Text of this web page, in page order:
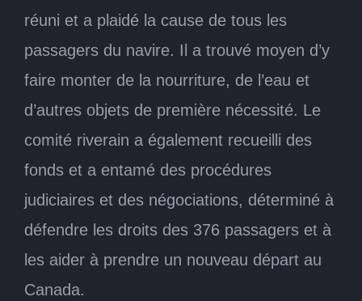
réuni et a plaidé la cause de tous les
passagers du navire. Il a trouvé moyen d’y
faire monter de la nourriture, de l’eau et
d’autres objets de première nécessité. Le
comité riverain a également recueilli des
fonds et a entamé des procédures
judiciaires et des négociations, déterminé à
défendre les droits des 376 passagers et à
les aider à prendre un nouveau départ au
Canada.